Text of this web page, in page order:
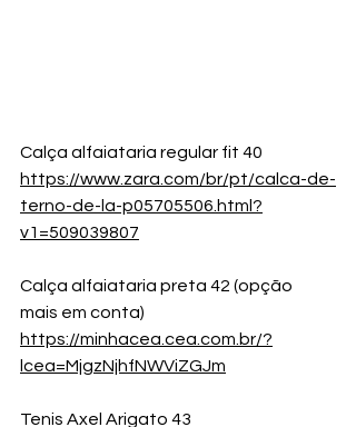
Calça alfaiataria regular fit 40
https://www.zara.com/br/pt/calca-de-
terno-de-la-p05705506.html?
v1=509039807
Calça alfaiataria preta 42 (opção
mais em conta)
https://minhacea.cea.com.br/?
lcea=MjgzNjhfNWViZGJm
Tenis Axel Arigato 43